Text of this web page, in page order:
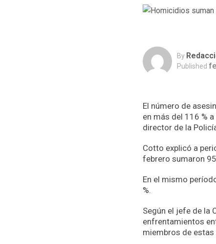
By
Published
El número de
en más del 116 %
director de la
Cotto explicó a
febrero sumaron
En el mismo
%.
Según el jefe de la
enfrentamientos
miembros de